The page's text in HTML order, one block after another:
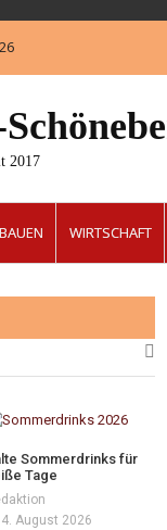
2017
BAUEN WIRTSCHAFT
Sommerdrinks für
Tage
4. August 2026